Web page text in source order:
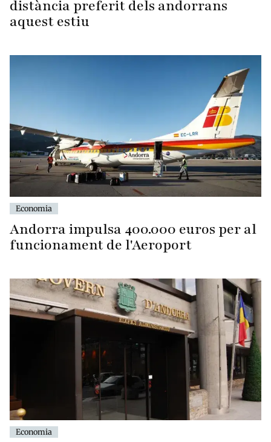
distància preferit dels andorrans
aquest estiu
Economia
Andorra impulsa 400.000 euros per al
funcionament de l'Aeroport
Economia